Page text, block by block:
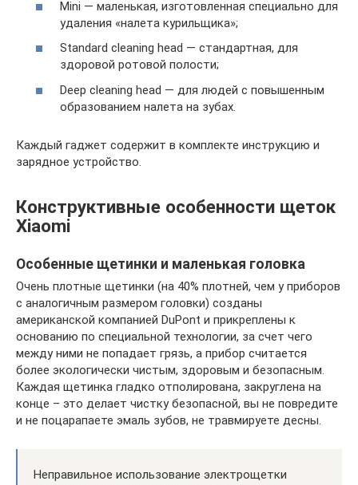
Mini — маленькая, изготовленная специально для
удаления «налета курильщика»;
Standard cleaning head — стандартная, для
здоровой ротовой полости;
Deep cleaning head — для людей с повышенным
образованием налета на зубах.
Каждый гаджет содержит в комплекте инструкцию и
зарядное устройство.
Конструктивные особенности щеток
Xiaomi
Особенные щетинки и маленькая головка
Очень плотные щетинки (на 40% плотней, чем у приборов
с аналогичным размером головки) созданы
американской компанией DuPont и прикреплены к
основанию по специальной технологии, за счет чего
между ними не попадает грязь, а прибор считается
более экологически чистым, здоровым и безопасным.
Каждая щетинка гладко отполирована, закруглена на
конце – это делает чистку безопасной, вы не повредите
и не поцарапаете эмаль зубов, не травмируете десны.
Неправильное использование электрощетки